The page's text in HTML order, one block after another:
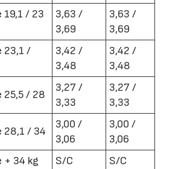
19,1 / 23
3,63 /
3,69
3,63 /
3,69
23,1 /
3,42 /
3,48
3,42 /
3,48
25,5 / 28
3,27 /
3,33
3,27 /
3,33
28,1 / 34
3,00 /
3,06
3,00 /
3,06
+ 34 kg
S/C S/C